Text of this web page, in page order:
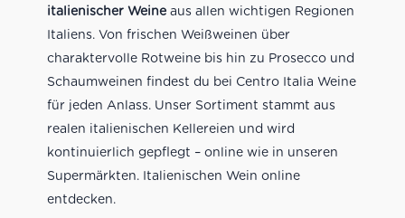
italienischer Weineaus allen wichtigen Regionen
Italiens. Von frischen Weißweinen über
charaktervolle Rotweine bis hin zu Prosecco und
Schaumweinen findest du bei Centro Italia Weine
für jeden Anlass. Unser Sortiment stammt aus
realen italienischen Kellereien und wird
kontinuierlich gepflegt – online wie in unseren
Supermärkten. Italienischen Wein online
entdecken.